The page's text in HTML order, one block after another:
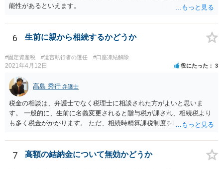
能性があるといえます。
6 生前に親から相続するかどうか
#固定資産税 #遺言執行者の選任 #口座凍結解除
2021年4月12日 役にたった 3
高島 秀行 弁護士
税金の相談は、弁護士でなく税理士に相談された方がよいと思いま
す。 一般的に、生前に名義変更されると贈与税が課され、相続税より
も多く税金がかかります。 ただ、相続時精算課税制度を取れば、実質
ういう場合にどれくらい税金がかかるか計算してもらって どういう方
針を取るか決められたらよいと思います。
7 高額の結納金について無効かどうか